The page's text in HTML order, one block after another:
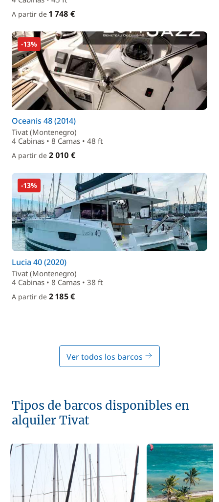
A partir de 1 748 €
-13%
Oceanis 48 (2014)
Tivat (Montenegro)
4 Cabinas • 8 Camas • 48 ft
A partir de 2 010 €
-13%
Lucia 40 (2020)
Tivat (Montenegro)
4 Cabinas • 8 Camas • 38 ft
A partir de 2 185 €
Ver todos los barcos
Tipos de barcos disponibles en
alquiler Tivat